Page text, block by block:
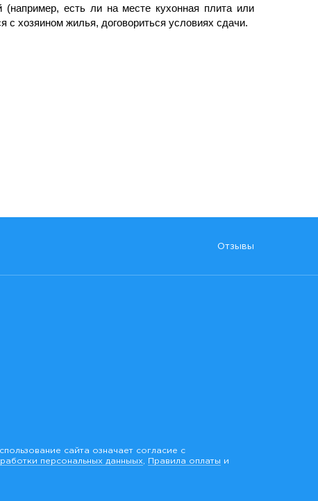
(например, есть ли на месте кухонная плита или
с хозяином жилья, договориться условиях сдачи.
Отзывы
сайта означает согласие с
персональных данныых Правила оплаты и